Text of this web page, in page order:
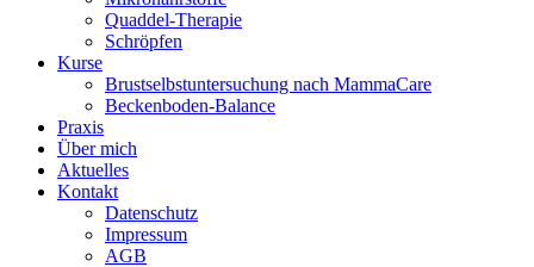
Quaddel-Therapie
Schröpfen
Kurse
Brustselbstuntersuchung nach MammaCare
Beckenboden-Balance
Praxis
Über mich
Aktuelles
Kontakt
Datenschutz
Impressum
AGB